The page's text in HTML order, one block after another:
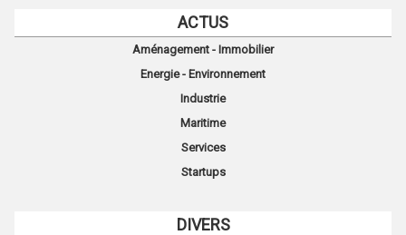
ACTUS
Aménagement - Immobilier
Energie - Environnement
Industrie
Maritime
Services
Startups
DIVERS